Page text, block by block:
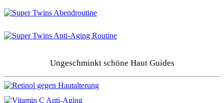
Ungeschminkt schöne Haut Guides